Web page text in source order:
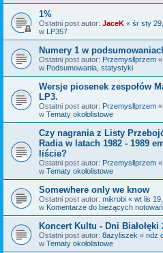
1%
Ostatni post autor: JaceK « śr sty
w LP357
Numery 1 w
Ostatni post autor: Przemysllprzem «
w Podsumowania, statystyki
Wersje piosenek zespołów
LP3.
Ostatni post autor: Przemysllprzem «
w Tematy okołolistowe
Czy nagrania z Listy
Radia w latach 1982 - 1989
liście?
Ostatni post autor: Przemysllprzem «
w Tematy okołolistowe
Somewhere only we know
Ostatni post autor: mikrobi « wt lis
w Komentarze do bieżących notowań
Koncert Kultu - Dni Białołęki
Ostatni post autor: 8azyliszek « ndz
w Tematy okołolistowe